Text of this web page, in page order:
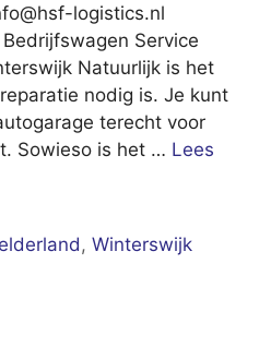
logistics.nl
Service
Natuurlijk is het
nodig is. Je kunt
terecht voor
Sowieso is het … Lees
,Winterswijk